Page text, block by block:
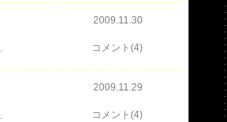
2009.11.30
コメント(4)
2009.11.29
コメント(4)